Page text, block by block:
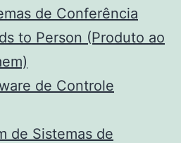
de Conferência
to Person (Produto ao
de Controle
de Sistemas de